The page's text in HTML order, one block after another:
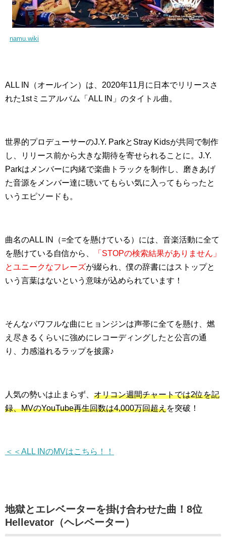
namu.wiki
ALL IN（オールイン）は、2020年11月に日本でリリースさ
れた1stミニアルバム「ALL IN」のタイトル曲。
世界的プロデューサーのJ.Y. ParkとStray Kidsが共同で制作
し、リリース前から大きな期待を寄せられることに。J.Y.
Parkはメンバーに内緒で楽曲トラックを制作し、磨きあげ
た音源をメンバー達に聴いてもらい気に入ってもらったと
いうエピソードも。
曲名のALL IN（=全てを懸けている）には、音楽活動に全て
を懸けている自信から、
「STOPの検索結果がありません」
とユニークなフレーズが綴られ、僕の辞書にはストップと
いう言葉はないという意味が込められています！
そんなパワフルな曲にヒョンジンは声帯に全てを懸け、燃
え尽きるくらいに強めにレコーディングしたと公言の通
り、力感溢れるラップを披露♪
人気の勢いは止まらず、 オリコン週間チャートでは2位を記
録、MVのYouTube再生回数は4,000万回超えを突破！
＜＜ALL INのMVはこちら！！
地獄とエレベーターを掛け合わせた曲！8位
Hellevator（ヘレベーター）